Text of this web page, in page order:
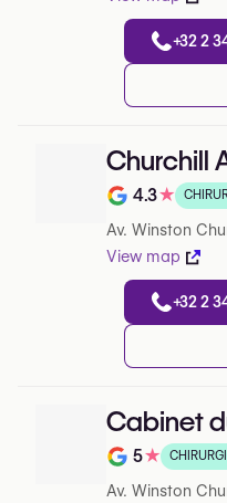
+32 2
Churchill
Note de 4.3
4.3★
Av. Winston
View map
+32 2
Cabinet
Note de 5 sur
5★
Av. Winston